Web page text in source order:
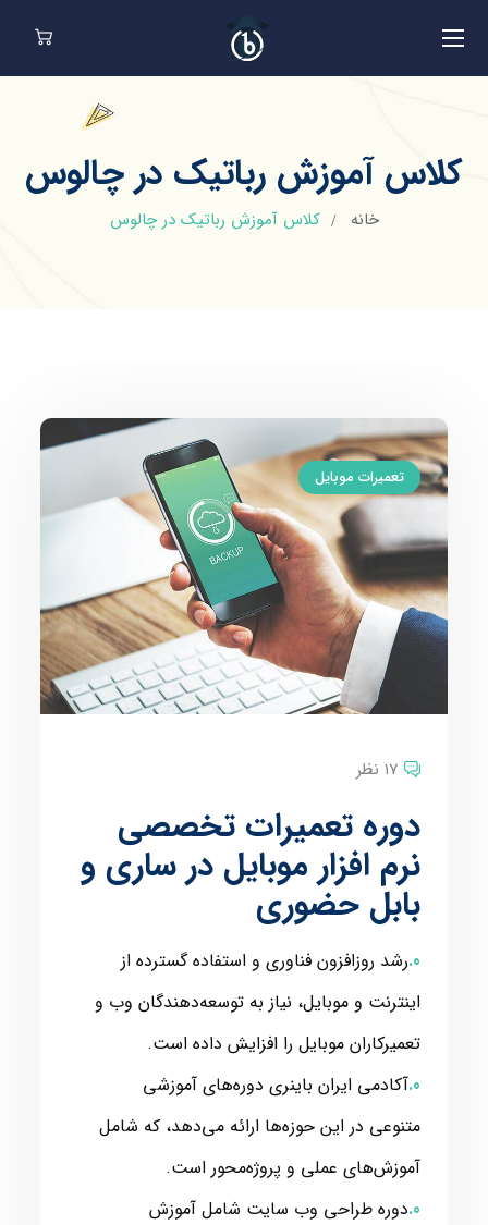
کلاس آموزش رباتیک در چالوس
خانه کلاس آموزش رباتیک در چالوس
تعمیرات موبایل
17 نظر
دوره تعمیرات تخصصی
نرم افزار موبایل در ساری و
بابل حضوری
رشد روزافزون فناوری و استفاده گسترده از
اینترنت و موبایل، نیاز به توسعه‌دهندگان وب و
تعمیرکاران موبایل را افزایش داده است.
آکادمی ایران باینری دوره‌های آموزشی
متنوعی در این حوزه‌ها ارائه می‌دهد، که شامل
آموزش‌های عملی و پروژه‌محور است.
دوره طراحی وب سایت شامل آموزش